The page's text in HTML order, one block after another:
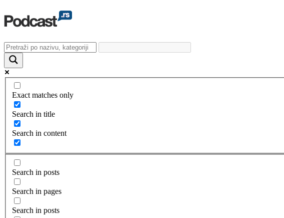
Exact matches only
Search in title
Search in content
Search in posts
Search in pages
Search in posts